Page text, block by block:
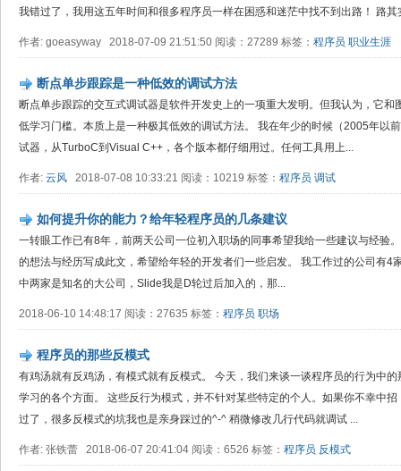
我错过了，我用这五年时间和很多程序员一样在困惑和迷茫中找不到出路！ 路其
作者: goeasyway 2018-07-09 21:51:50 阅读：27289 标签： 程序员 职业生涯
断点单步跟踪是一种低效的调试方法
断点单步跟踪的交互式调试器是软件开发史上的一项重大发明。但我认为，它
低学习门槛。本质上是一种极其低效的调试方法。 我在年少的时候（2005年以
试器，从TurboC到Visual C++，各个版本都仔细用过。任何工具用上...
作者: 云风 2018-07-08 10:33:21 阅读：10219 标签： 程序员 调试
如何提升你的能力？给年轻程序员的几条建议
一转眼工作已有8年，前两天公司一位初入职场的同事希望我给一些建议与经验
的想法与经历写成此文，希望给年轻的开发者们一些启发。 我工作过的公司有4
中两家是知名的大公司，Slide我是D轮过后加入的，那...
2018-06-10 14:48:17 阅读：27635 标签： 程序员 职场
程序员的那些反模式
有鸡汤就有反鸡汤，有模式就有反模式。 今天，我们来谈一谈程序员的行为中
学习的各个方面。 这些反行为模式，并不针对某些特定的个人。如果你不幸中
过了，很多反模式的坑我也是亲身踩过的^-^ 稍微修改几行代码就调试 ...
作者: 张铁蕾 2018-06-07 20:41:04 阅读：6526 标签： 程序员 反模式